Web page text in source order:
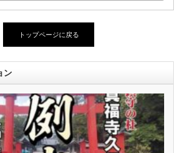
トップページに戻る
ン